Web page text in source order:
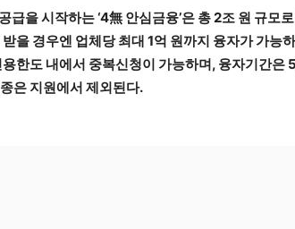
급을 시작하는 ‘4無 안심금융’은 총 2조 원 규
을 경우엔 업체당 최대 1억 원까지 융자가 가능
용한도 내에서 중복신청이 가능하며, 융자기간은
은 지원에서 제외된다.